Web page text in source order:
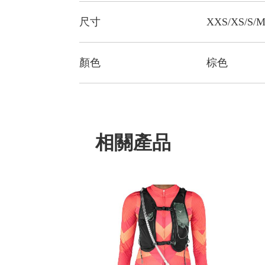
尺寸 XXS/XS/S/
顏色 棕色
相關產品